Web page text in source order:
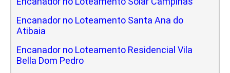
Encanador no Loteamento Santa Ana do
Atibaia
Encanador no Loteamento Residencial Vila
Bella Dom Pedro